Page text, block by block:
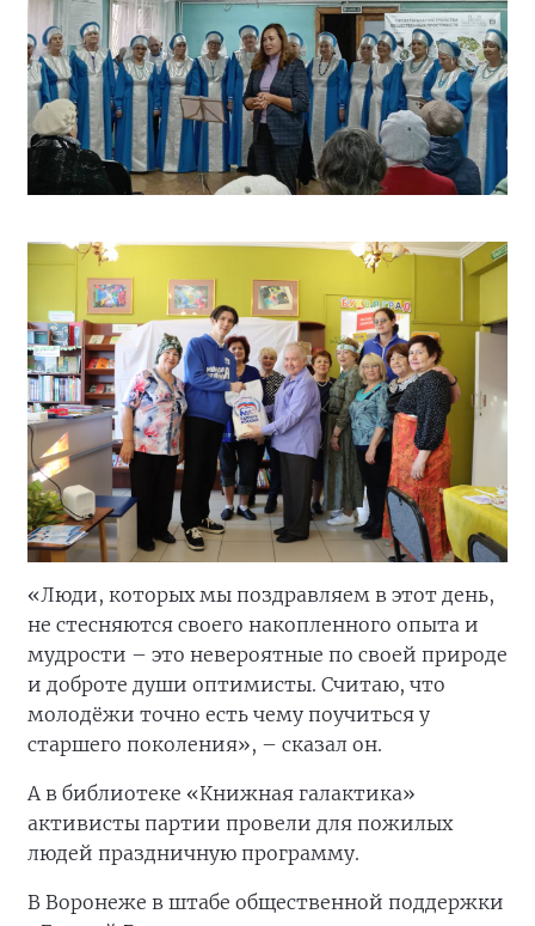
«Люди, которых мы поздравляем в этот день,
не стесняются своего накопленного опыта и
мудрости – это невероятные по своей природе
и доброте души оптимисты. Считаю, что
молодёжи точно есть чему поучиться у
старшего поколения», – сказал он.
А в библиотеке «Книжная галактика»
активисты партии провели для пожилых
людей праздничную программу.
В Воронеже в штабе общественной поддержки